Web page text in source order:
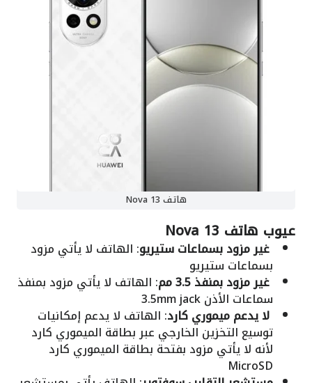
هاتف Nova 13
عيوب هاتف Nova 13
غير مزود بسماعات ستيريو: الهاتف لا يأتي مزود
بسماعات ستيريو
غير مزود بمنفذ 3.5 مم : الهاتف لا يأتي مزود بمنفذ
سماعات الأذن 3.5mm jack
لا يدعم ميموري كارد: الهاتف لا يدعم إمكانيات
توسيع التخزين الخارجي عبر بطاقة الميموري كارد
لأنه لا يأتي مزود بفتحة بطاقة الميموري كارد
MicroSD